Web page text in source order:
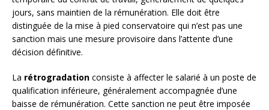
jours, sans maintien de la rémunération. Elle doit être
distinguée de la mise à pied conservatoire qui n’est pas une
sanction mais une mesure provisoire dans l’attente d’une
décision définitive.
La rétrogradation consiste à affecter le salarié à un poste de
qualification inférieure, généralement accompagnée d’une
baisse de rémunération. Cette sanction ne peut être imposée